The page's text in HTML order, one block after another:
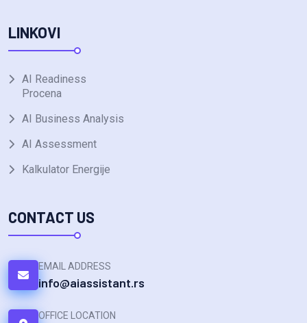
LINKOVI
AI Readiness
Procena
AI Business Analysis
AI Assessment
Kalkulator Energije
CONTACT US
EMAIL ADDRESS
info@aiassistant.rs
OFFICE LOCATION